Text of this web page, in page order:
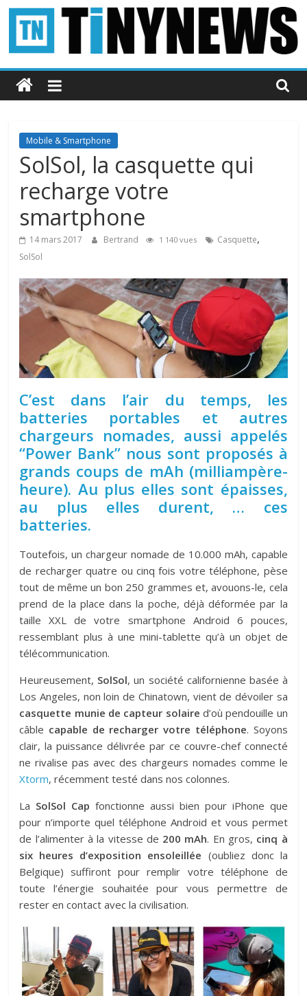
Passer
contenu
Tinynews
Le
belge
connecté
Mobile & Smartphone
SolSol, la casquette qui
recharge votre
smartphone
14 mars 2017 Bertrand 1 140 vues Casquette,
SolSol
C’est dans l’air du temps, les
batteries portables et autres
chargeurs nomades, aussi appelés
“Power Bank” nous sont proposés à
grands coups de mAh (milliampère-
heure). Au plus elles sont épaisses,
au plus elles durent, … ces
batteries.
Toutefois, un chargeur nomade de 10.000 mAh, capable
de recharger quatre ou cinq fois votre téléphone, pèse
tout de même un bon 250 grammes et, avouons-le, cela
prend de la place dans la poche, déjà déformée par la
taille XXL de votre smartphone Android 6 pouces,
ressemblant plus à une mini-tablette qu’à un objet de
télécommunication.
Heureusement, SolSol, un société californienne basée à
Los Angeles, non loin de Chinatown, vient de dévoiler sa
casquette munie de capteur solaire d’où pendouille un
câble capable de recharger votre téléphone. Soyons
clair, la puissance délivrée par ce couvre-chef connecté
ne rivalise pas avec des chargeurs nomades comme le
Xtorm, récemment testé dans nos colonnes.
La SolSol Cap fonctionne aussi bien pour iPhone que
pour n’importe quel téléphone Android et vous permet
de l’alimenter à la vitesse de 200 mAh. En gros, cinq à
six heures d’exposition ensoleillée (oubliez donc la
Belgique) suffiront pour remplir votre téléphone de
toute l’énergie souhaitée pour vous permettre de
rester en contact avec la civilisation.